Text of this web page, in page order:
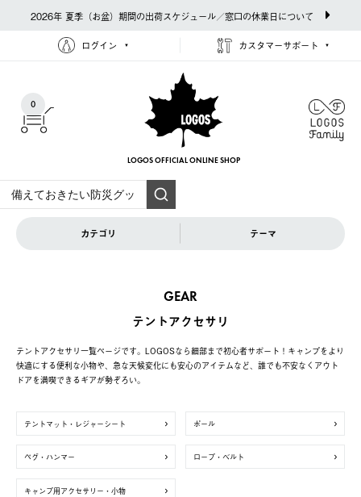
2026年 夏季（お盆）期間の出荷スケジュール／窓口の休業日について
ログイン カスタマーサポート
0
LOGOS OFFICIAL ONLINE SHOP
カテゴリ テーマ
GEAR
テントアクセサリ
テントアクセサリ一覧ページです。LOGOSなら細部まで初心者サポート！キャンプをより
快適にする便利な小物や、急な天候変化にも安心のアイテムなど、誰でも不安なくアウト
ドアを満喫できるギアが勢ぞろい。
テントマット・レジャーシート ポール
ペグ・ハンマー ロープ・ベルト
キャンプ用アクセサリー・小物